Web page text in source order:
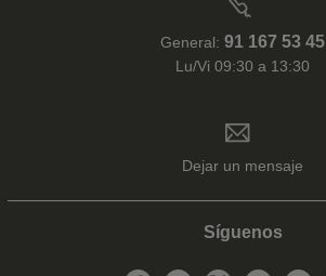
General: 91 167 53 45
Lu/Vi 09:30 a 13:30
Dejar un mensaje
Síguenos